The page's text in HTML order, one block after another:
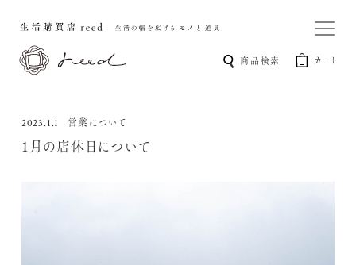
商品検索 カート
2023.1.1 営業について
1月の店休日について